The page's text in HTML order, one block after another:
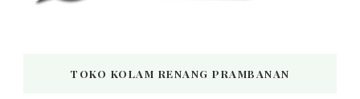
TOKO KOLAM RENANG PRAMBANAN